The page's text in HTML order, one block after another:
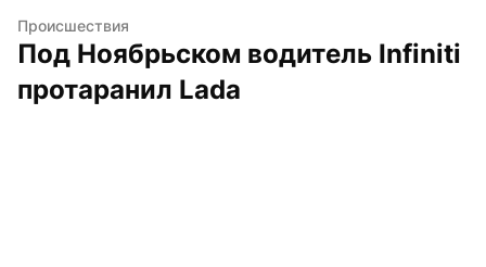
Происшествия
Под Ноябрьском водитель Infiniti
протаранил Lada